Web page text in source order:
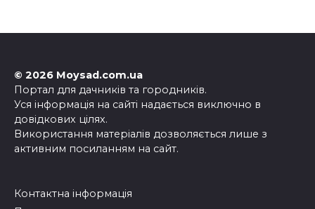
© 2026 Moysad.com.ua
Портал для дачників та городників.
Уся інформація на сайті надається виключно в
довідкових цілях.
Використання матеріалів дозволяється лише з
активним посиланням на сайт.
Контактна інформація